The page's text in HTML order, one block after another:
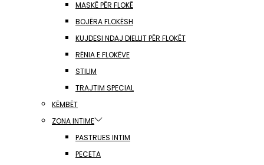
MASKË PËR FLOKË
BOJËRA FLOKËSH
KUJDESI NDAJ DIELLIT PËR FLOKËT
RËNIA E FLOKËVE
STILIM
TRAJTIM SPECIAL
KËMBËT
ZONA INTIME
PASTRUES INTIM
PECETA